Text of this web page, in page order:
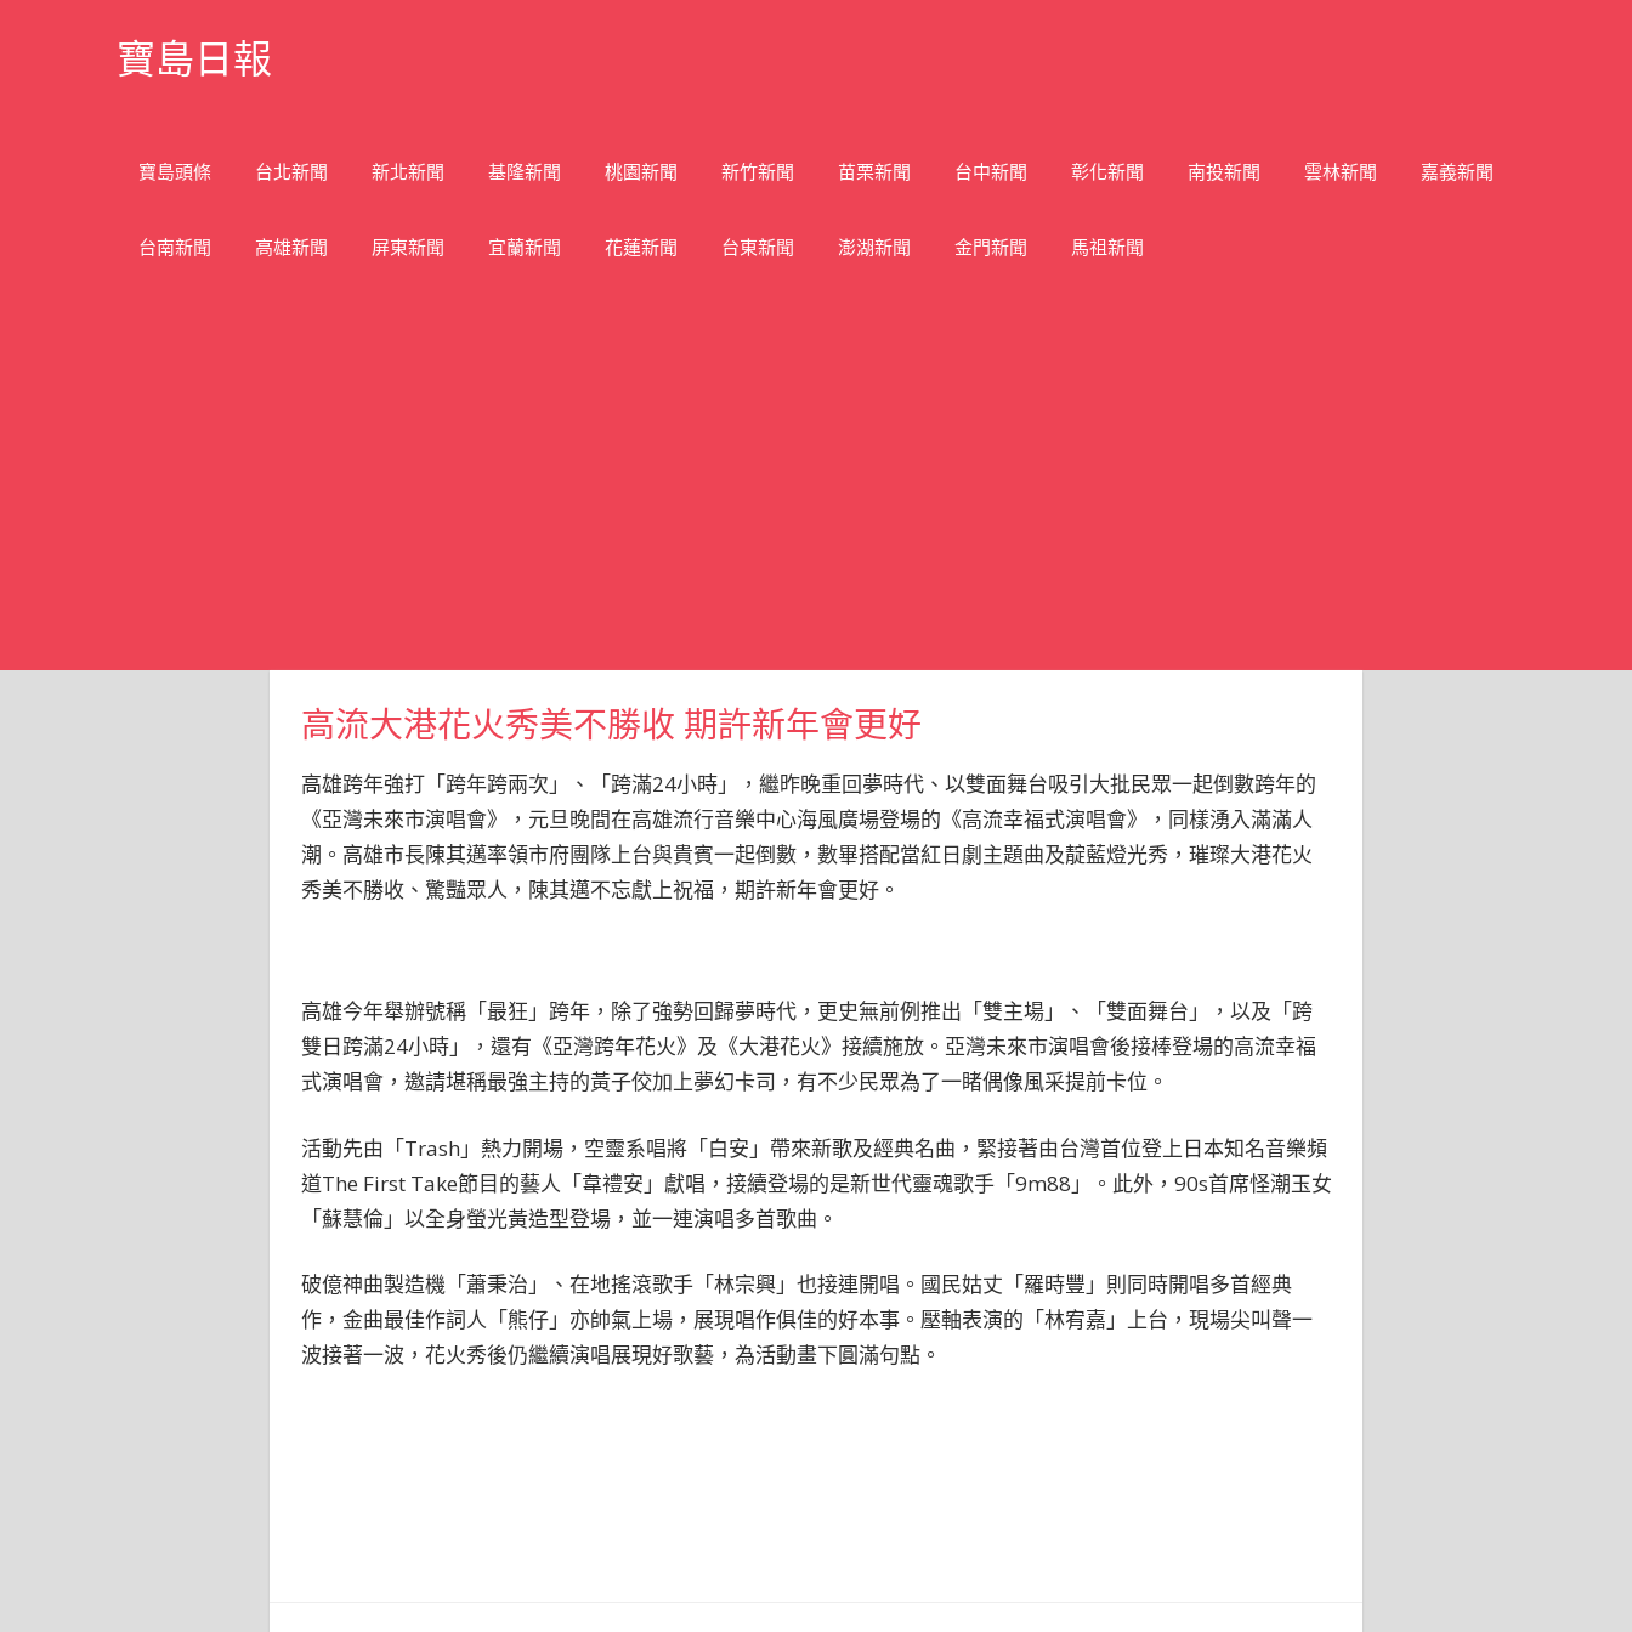
寶島日報
寶島頭條 台北新聞 新北新聞 基隆新聞 桃園新聞 新竹新聞 苗栗新聞 台中新聞 彰化新聞 南投新聞 雲林新聞 嘉義新聞
台南新聞 高雄新聞 屏東新聞 宜蘭新聞 花蓮新聞 台東新聞 澎湖新聞 金門新聞 馬祖新聞
高流大港花火秀美不勝收 期許新年會更好
高雄跨年強打「跨年跨兩次」、「跨滿24小時」，繼昨晚重回夢時代、以雙面舞台吸引大批民眾一起倒數跨年的
《亞灣未來市演唱會》，元旦晚間在高雄流行音樂中心海風廣場登場的《高流幸福式演唱會》，同樣湧入滿滿人
潮。高雄市長陳其邁率領市府團隊上台與貴賓一起倒數，數畢搭配當紅日劇主題曲及靛藍燈光秀，璀璨大港花火
秀美不勝收、驚豔眾人，陳其邁不忘獻上祝福，期許新年會更好。
高雄今年舉辦號稱「最狂」跨年，除了強勢回歸夢時代，更史無前例推出「雙主場」、「雙面舞台」，以及「跨
雙日跨滿24小時」，還有《亞灣跨年花火》及《大港花火》接續施放。亞灣未來市演唱會後接棒登場的高流幸福
式演唱會，邀請堪稱最強主持的黃子佼加上夢幻卡司，有不少民眾為了一睹偶像風采提前卡位。
活動先由「Trash」熱力開場，空靈系唱將「白安」帶來新歌及經典名曲，緊接著由台灣首位登上日本知名音樂頻
道The First Take節目的藝人「韋禮安」獻唱，接續登場的是新世代靈魂歌手「9m88」。此外，90s首席怪潮玉女
「蘇慧倫」以全身螢光黃造型登場，並一連演唱多首歌曲。
破億神曲製造機「蕭秉治」、在地搖滾歌手「林宗興」也接連開唱。國民姑丈「羅時豐」則同時開唱多首經典
作，金曲最佳作詞人「熊仔」亦帥氣上場，展現唱作俱佳的好本事。壓軸表演的「林宥嘉」上台，現場尖叫聲一
波接著一波，花火秀後仍繼續演唱展現好歌藝，為活動畫下圓滿句點。